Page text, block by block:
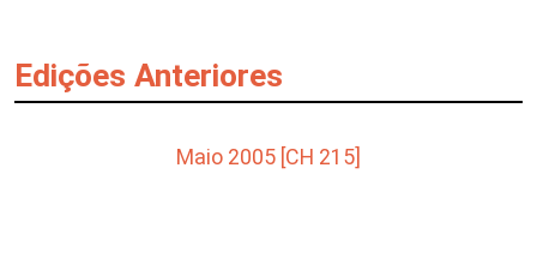
Edições Anteriores
Maio 2005 [CH 215]